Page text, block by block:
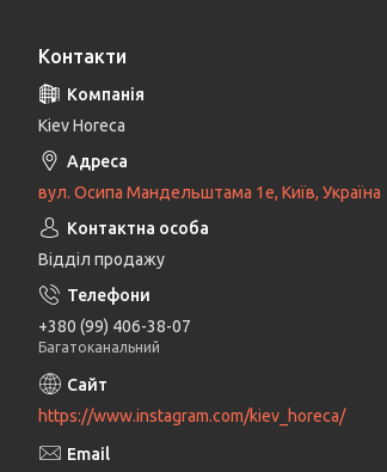
Контакти
Kiev Horeca
вул. Осипа Мандельштама 1е, Київ, Україна
Відділ продажу
+380 (99) 406-38-07
Багатоканальний
https://www.instagram.com/kiev_horeca/